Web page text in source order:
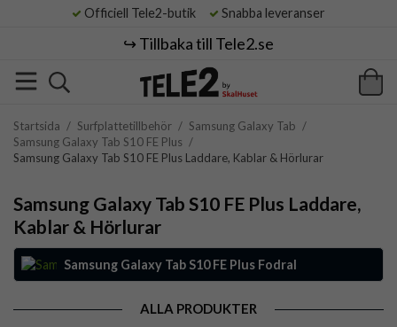
Officiell Tele2-butik Snabba leveranser
↪️ Tillbaka till Tele2.se
Startsida / Surfplattetillbehör / Samsung Galaxy Tab /
Samsung Galaxy Tab S10 FE Plus /
Samsung Galaxy Tab S10 FE Plus Laddare, Kablar & Hörlurar
Samsung Galaxy Tab S10 FE Plus Laddare,
Kablar & Hörlurar
Samsung Galaxy Tab S10 FE Plus Fodral
ALLA PRODUKTER